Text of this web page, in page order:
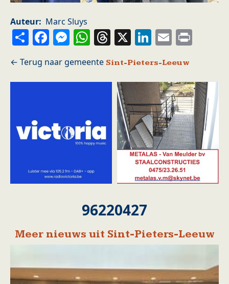
Auteur Marc Sluys
ShareFacebook
Messenger
WhatsApp
Threads
X LinkedIn
Email
Sint-Pieters-Leeuw
96220427
Meer nieuws uit Sint-Pieters-Leeuw